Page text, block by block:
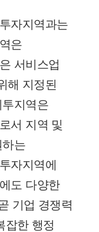
자지역과는
은
서비스업
해 지정된
지역은
서 지역 및
하는
자지역에
도 다양한
기업 경쟁력
잡한 행정